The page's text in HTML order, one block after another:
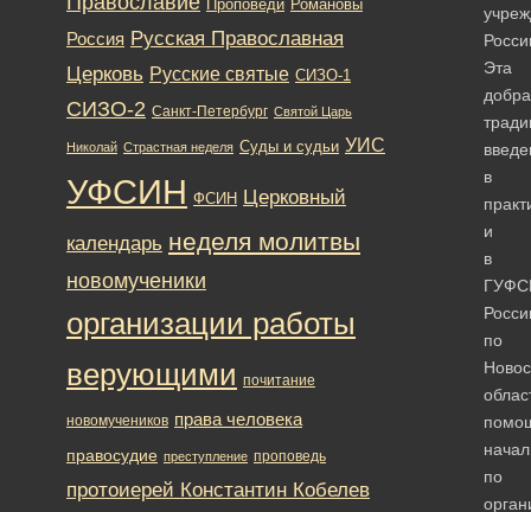
Эта
в
и
в
по
по
Проповеди Романовы
Россия Русская Православная
Церковь Русские святые СИЗО-1
СИЗО-2 Санкт-Петербург Святой Царь
Николай Страстная неделя Суды и судьи УИС
УФСИН ФСИН Церковный
календарь неделя молитвы
новомученики
организации работы
верующими почитание
новомучеников права человека
правосудие преступление проповедь
протоиерей Константин Кобелев